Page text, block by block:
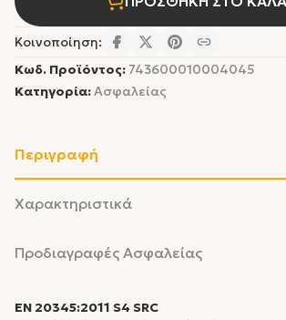
Κοινοποίηση:
Κωδ. Προϊόντος: 743600010004045
Κατηγορία:Ασφαλείας
Περιγραφή
Χαρακτηριστικά
Προδιαγραφές Ασφαλείας
ΕΝ 20345:2011 S4 SRC